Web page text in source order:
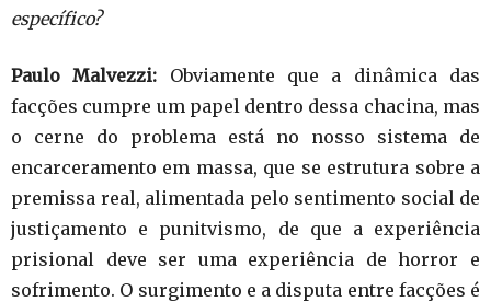
específico?
Paulo Malvezzi: Obviamente que a dinâmica das
facções cumpre um papel dentro dessa chacina, mas
o cerne do problema está no nosso sistema de
encarceramento em massa, que se estrutura sobre a
premissa real, alimentada pelo sentimento social de
justiçamento e punitvismo, de que a experiência
prisional deve ser uma experiência de horror e
sofrimento. O surgimento e a disputa entre facções é